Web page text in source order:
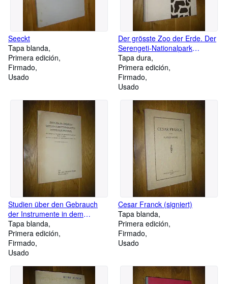
Seeckt
Tapa blanda
Primera edición
Firmado
Usado
Der grösste Zoo der Erde. Der
Serengeti-Nationalpark
(signiert)
Tapa dura
Primera edición
Firmado
Usado
Studien über den Gebrauch
der Instrumente in dem
italienischen Kirchenorchester
des 18. Jahrhunderts. Ein
Beitrag zur Geschichte der
instrumental begleiteten Messe
Tapa blanda
Primera edición
Firmado
Usado
Cesar Franck (signiert)
Tapa blanda
Primera edición
Firmado
Usado